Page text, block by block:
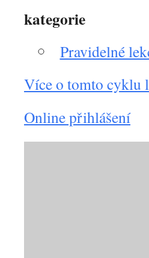
kategorie
Pravidelné
Více o tomto cyklu
Online přihlášení